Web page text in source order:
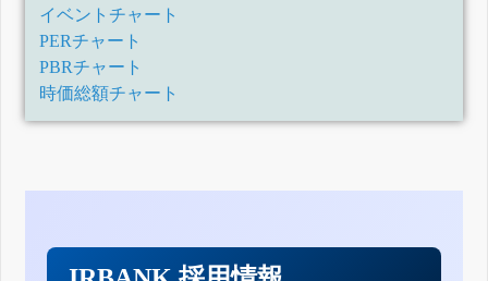
イベントチャート
PERチャート
PBRチャート
時価総額チャート